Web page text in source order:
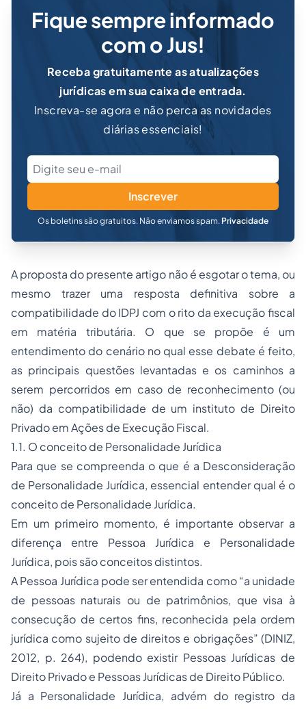
Fique sempre informado
com o Jus!
Receba gratuitamente as atualizações
jurídicas em sua caixa de entrada.
Inscreva-se agora e não perca as novidades
diárias essenciais!
Inscrever
Os boletins são gratuitos. Não enviamos spam. Privacidade
A proposta do presente artigo não é esgotar o tema, ou
mesmo trazer uma resposta definitiva sobre a
compatibilidade do IDPJ com o rito da execução fiscal
em matéria tributária. O que se propõe é um
entendimento do cenário no qual esse debate é feito,
as principais questões levantadas e os caminhos a
serem percorridos em caso de reconhecimento (ou
não) da compatibilidade de um instituto de Direito
Privado em Ações de Execução Fiscal.
1.1. O conceito de Personalidade Jurídica
Para que se compreenda o que é a Desconsideração
de Personalidade Jurídica, essencial entender qual é o
conceito de Personalidade Jurídica.
Em um primeiro momento, é importante observar a
diferença entre Pessoa Jurídica e Personalidade
Jurídica, pois são conceitos distintos.
A Pessoa Jurídica pode ser entendida como“a unidade
de pessoas naturais ou de patrimônios, que visa à
consecução de certos fins, reconhecida pela ordem
jurídica como sujeito de direitos e obrigações” (DINIZ,
2012, p. 264), podendo existir Pessoas Jurídicas de
Direito Privado e Pessoas Jurídicas de Direito Público.
Já a Personalidade Jurídica, advém do registro da